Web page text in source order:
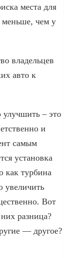
места для
меньше, чем у
владельцев
авто к
– это
и
самым
установка
как турбина
Вот
разница?
— другое?